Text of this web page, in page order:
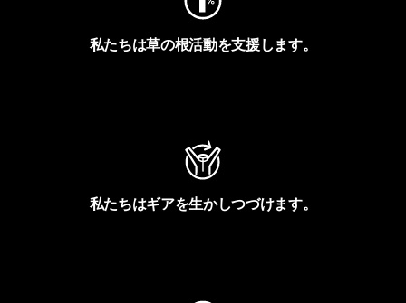
私たちは草の根活動を支援します。
私たちはギアを生かしつづけます。